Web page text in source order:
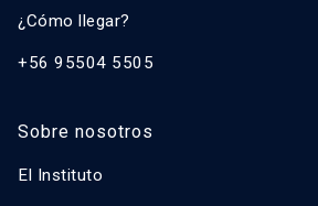
¿Cómo llegar?
+56 95504 5505
Sobre nosotros
El Instituto